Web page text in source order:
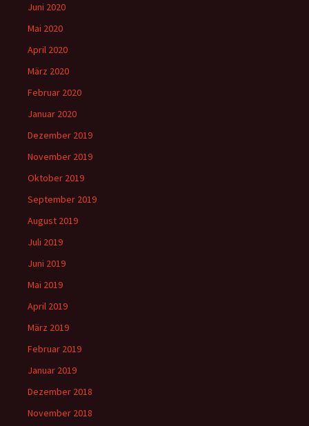
Juni 2020
Mai 2020
April 2020
März 2020
Februar 2020
Januar 2020
Dezember 2019
November 2019
Oktober 2019
September 2019
August 2019
Juli 2019
Juni 2019
Mai 2019
April 2019
März 2019
Februar 2019
Januar 2019
Dezember 2018
November 2018